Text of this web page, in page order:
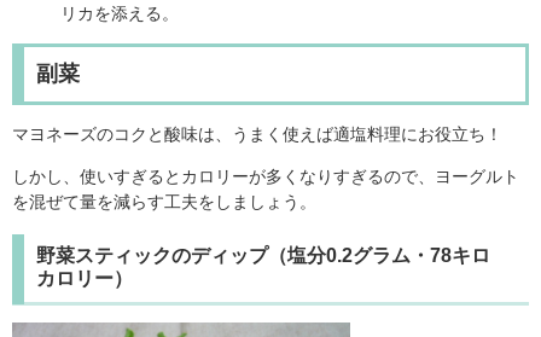
リカを添える。
副菜
マヨネーズのコクと酸味は、うまく使えば適塩料理にお役立ち！
しかし、使いすぎるとカロリーが多くなりすぎるので、ヨーグルト
を混ぜて量を減らす工夫をしましょう。
野菜スティックのディップ（塩分0.2グラム・78キロ
カロリー）